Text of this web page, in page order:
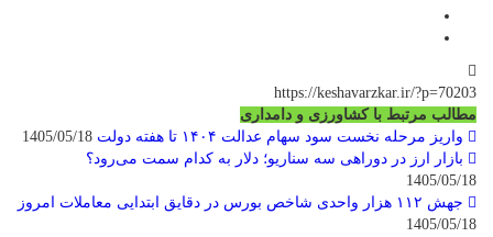
https://keshavarzkar.ir/?p=70203
مطالب مرتبط با کشاورزی و دامداری
واریز مرحله نخست سود سهام عدالت ۱۴۰۴ تا هفته دولت
بازار ارز در دوراهی سه سناریو؛ دلار به کدام سمت می‌رود؟
1405/05/18
جهش ۱۱۲ هزار واحدی شاخص بورس در دقایق ابتدایی معاملات امروز
1405/05/18